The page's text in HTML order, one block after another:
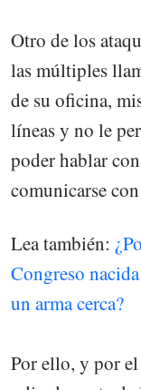
Otro de los
las múltiples
de su oficina,
líneas y no le
poder hablar
comunicarse
Lea también:
Congreso
un arma cerca?
Por ello, y por el